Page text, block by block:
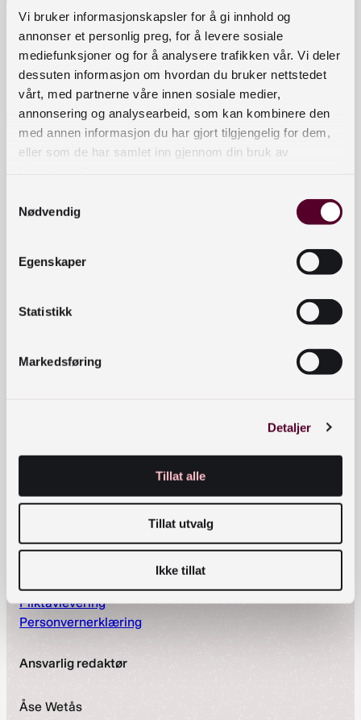
Vi bruker informasjonskapsler for å gi innhold og
annonser et personlig preg, for å levere sosiale
mediefunksjoner og for å analysere trafikken vår. Vi deler
dessuten informasjon om hvordan du bruker nettstedet
vårt, med partnerne våre innen sosiale medier,
annonsering og analysearbeid, som kan kombinere den
med annen informasjon du har gjort tilgjengelig for dem,
eller som de har samlet inn gjennom din bruk av
Nødvendig
Egenskaper
Statistikk
Markedsføring
Detaljer
Tillat alle
Tillat utvalg
Ikke tillat
Åpningstider
Mandag–fredag: 09:00 – 22:00
Lørdag: 10:00 – 20:00
Søndag: Stengt
Les mer om åpningstider og tilbud
Henrik Ibsens gate 110, Oslo
Kontaktinformasjon
E-post: nb@nb.no
Snarveier
Hjelp og informasjon
Tilgjengelighetserklæring
Presse
Pliktavlevering
Personvernerklæring
Ansvarlig redaktør
Åse Wetås